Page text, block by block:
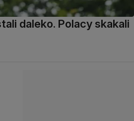
daleko. Polacy skakali